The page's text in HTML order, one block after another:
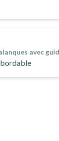
avec
et très abordable